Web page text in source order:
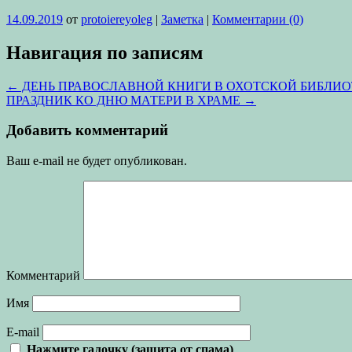
14.09.2019 от protoiereyoleg | Заметка | Комментарии (0)
Навигация по записям
← ДЕНЬ ПРАВОСЛАВНОЙ КНИГИ В ОХОТСКОЙ
ПРАЗДНИК КО ДНЮ МАТЕРИ В ХРАМЕ →
Добавить комментарий
Ваш e-mail не будет опубликован.
Комментарий
Имя
E-mail